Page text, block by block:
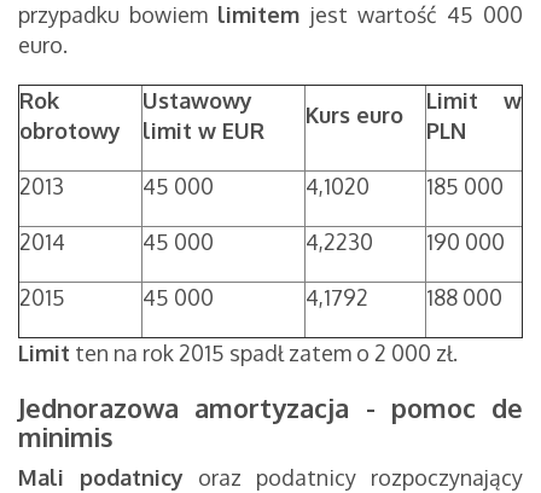
przypadku bowiem limitem jest wartość 45 000
euro.
Rok
obrotowy
Ustawowy
limit w EUR
Kurs euro
Limit w
PLN
2013 45 000 4,1020 185 000
2014 45 000 4,2230 190 000
2015 45 000 4,1792 188 000
Limit ten na rok 2015 spadł zatem o 2 000 zł.
Jednorazowa amortyzacja - pomoc de
minimis
Mali podatnicy oraz podatnicy rozpoczynający